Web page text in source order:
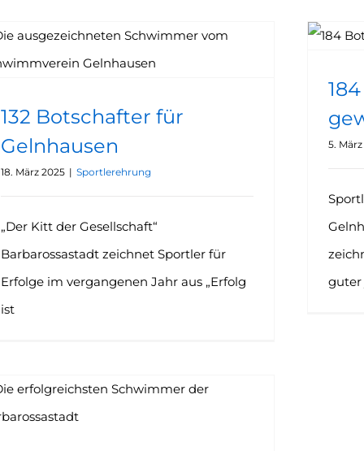
132 Botschafter für
Gelnhausen
18. März 2025 | Sportlerehrung
„Der Kitt der Gesellschaft“
Barbarossastadt zeichnet Sportler für
Erfolge im vergangenen Jahr aus „Erfolg
ist
5.
guter